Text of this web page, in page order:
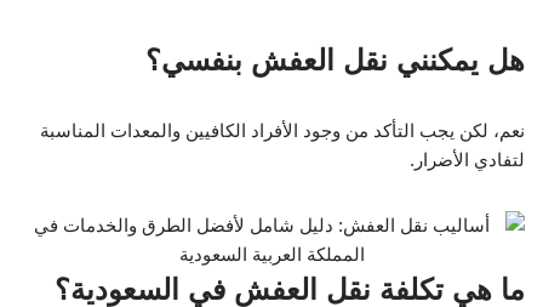
هل يمكنني نقل العفش بنفسي؟
نعم، لكن يجب التأكد من وجود الأفراد الكافيين والمعدات المناسبة
لتفادي الأضرار.
ما هي تكلفة نقل العفش في السعودية؟